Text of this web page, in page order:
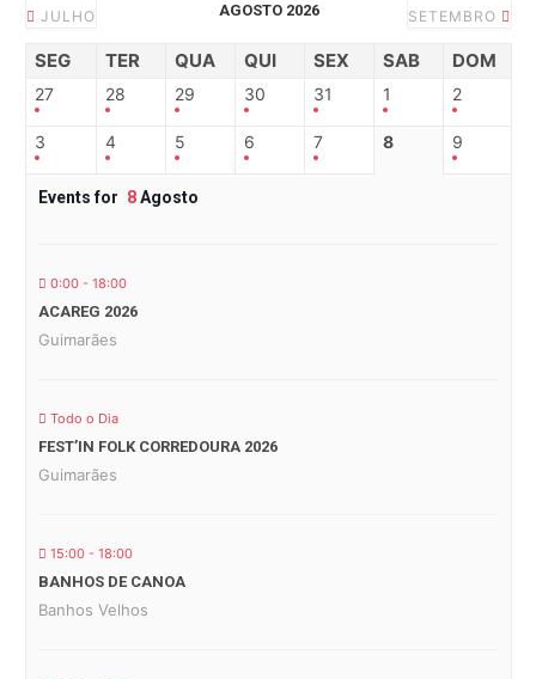
JULHO AGOSTO 2026 SETEMBRO
SEG TER QUA QUI SEX SAB DOM
27 28 29 30 31 1 2
3 4 5 6 7 8 9
Events for 8Agosto
0:00 - 18:00
ACAREG 2026
Guimarães
Todo o Dia
FEST’IN FOLK CORREDOURA 2026
Guimarães
15:00 - 18:00
BANHOS DE CANOA
Banhos Velhos